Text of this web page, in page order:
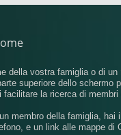
della vostra famiglia o di
superiore dello schermo
facilitare la ricerca di membri
membro della famiglia,
e un link alle mappe di